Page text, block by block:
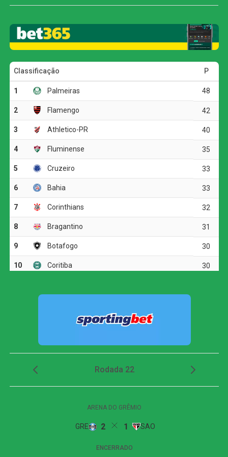
Com o empate, o Fluminense alcançou 35 pontos e
permanece na quarta colocação, mas corre o risco de
deixar o G4 ao fim da rodada. O Bahia, que soma 32
pontos, pode ultrapassar o Tricolor caso vença o Vasco
por pelo menos dois gols de diferença.
O Botafogo continua na sétima posição, com 30 pontos,
mas ainda pode perder posições dependendo dos outros
resultados da rodada.
O jogo
O Botafogo começou o clássico ocupando mais o campo
de ataque, mas encontrou dificuldades diante da
marcação tricolor. A primeira boa chance apareceu aos 19
minutos, quando Arthur Cabral recebeu na entrada da
área, passou pela marcação e finalizou rasteiro. Fábio
defendeu.
O Fluminense respondeu com chutes de longa distância.
finalização forte.
O time alvinegro voltou a ameaçar aos 29 minutos.
para fora. Em seguida, o volante completou cruzamento
Fluminense reage no segundo tempo, empata
com o Botafogo, mas amplia jejum no Brasileirão
O Botafogo abriu o placar aos 43 minutos. Em cobrança